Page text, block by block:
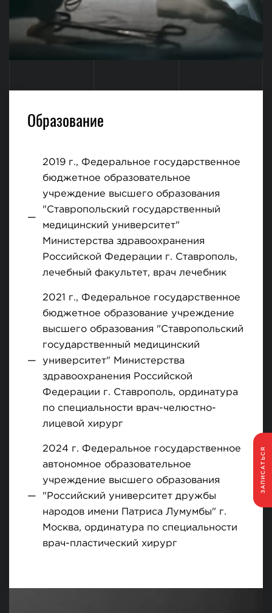
ЗАПИСАТЬСЯ
Образование
2019 г., Федеральное государственное
бюджетное образовательное
учреждение высшего образования
"Ставропольский государственный
медицинский университет"
Министерства здравоохранения
Российской Федерации г. Ставрополь,
лечебный факультет, врач лечебник
2021 г., Федеральное государственное
бюджетное образование учреждение
высшего образования "Ставропольский
государственный медицинский
университет" Министерства
здравоохранения Российской
Федерации г. Ставрополь, ординатура
по специальности врач-челюстно-
лицевой хирург
2024 г. Федеральное государственное
автономное образовательное
учреждение высшего образования
"Российский университет дружбы
народов имени Патриса Лумумбы" г.
Москва, ординатура по специальности
врач-пластический хирург